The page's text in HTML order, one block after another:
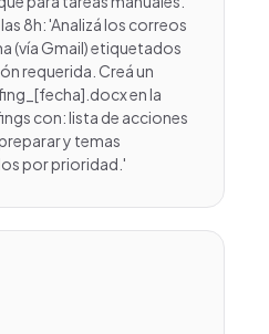
8h: 'Analizá los correos
(vía Gmail) etiquetados
requerida. Creá un
en la
con: lista de acciones
y temas
por prioridad.'